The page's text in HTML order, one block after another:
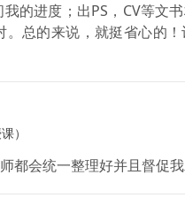
的进度；出PS，CV等文
总的来说，就挺省心的
）
都会统一整理好并且督促我